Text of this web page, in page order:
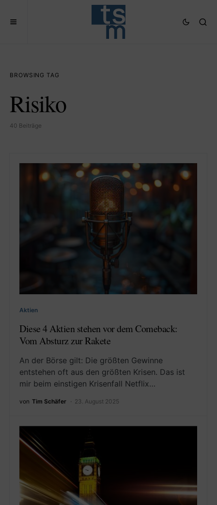
BROWSING TAG
Risiko
40 Beiträge
Aktien
Diese 4 Aktien stehen vor dem Comeback:
Vom Absturz zur Rakete
An der Börse gilt: Die größten Gewinne
entstehen oft aus den größten Krisen. Das ist
mir beim einstigen Krisenfall Netflix…
von Tim Schäfer 23. August 2025